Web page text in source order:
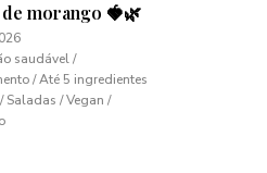
morango 🍓🌿
saudável /
/ Até 5 ingredientes
Saladas / Vegan /